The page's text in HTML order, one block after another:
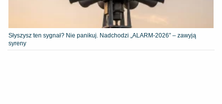
Słyszysz ten sygnał? Nie panikuj. Nadchodzi „ALARM-2026” – zawyją
syreny